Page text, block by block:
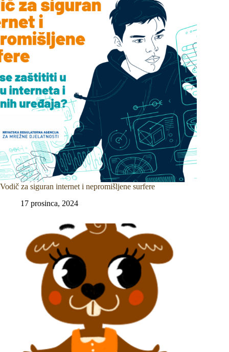
Vodič za siguran internet i nepromišljene surfere
17 prosinca, 2024